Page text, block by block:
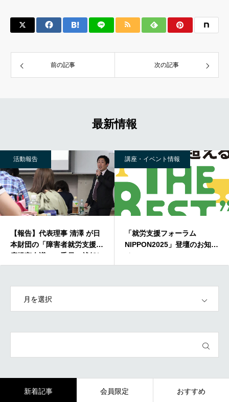
前の記事 次の記事
最新情報
活動報告
【報告】代表理事 清澤 が日
本財団の「障害者就労支援制
度提言会議」の委員に就任し
ました
講座・イベント情報
「就労支援フォーラム
NIPPON2025」登壇のお知ら
せ
新着記事 会員限定 おすすめ